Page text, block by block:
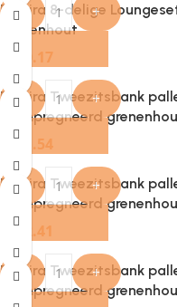
+
Provira 8-delige
grenenhout
720.17
+
Provira Tweezitsbank
geïmpregneerd
251.54
+
Provira Tweezitsbank
geïmpregneerd
242.41
+
Provira Tweezitsbank
geïmpregneerd